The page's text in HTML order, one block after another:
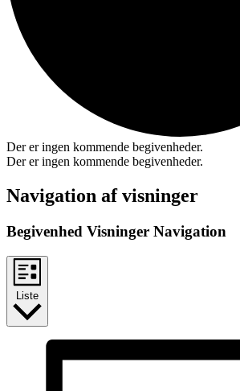
Der er ingen kommende begivenheder.
Der er ingen kommende begivenheder.
Navigation af visninger
Begivenhed Visninger Navigation
Liste